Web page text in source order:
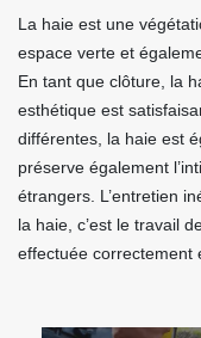
La haie est une
espace verte et
En tant que clôture, la
esthétique est
différentes, la haie est
préserve également
étrangers. L’entretien
la haie, c’est le travail
effectuée correctement